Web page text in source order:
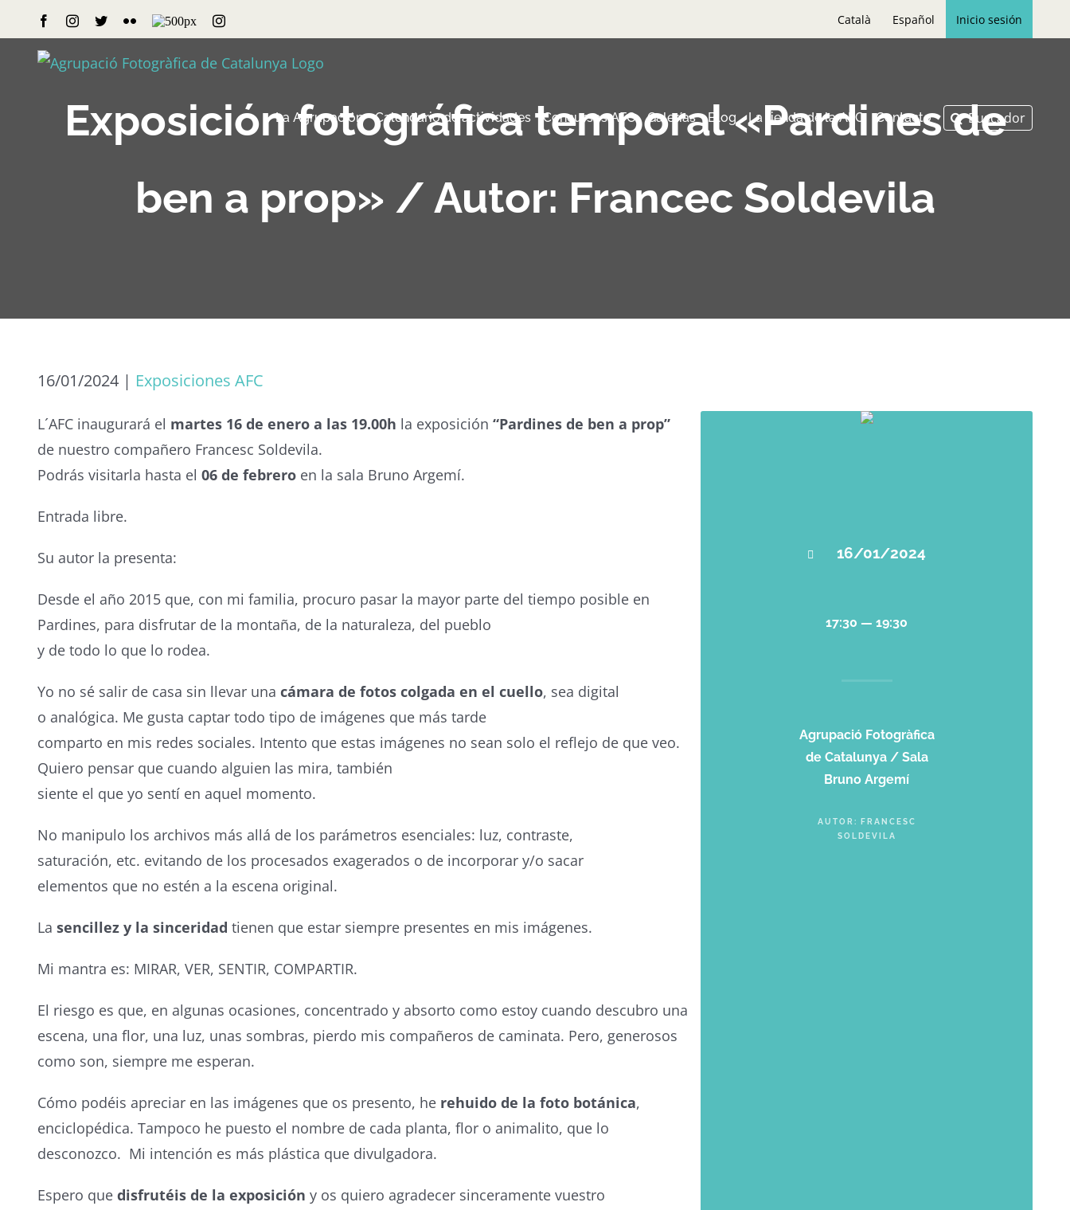
to
content
FacebookInstagram
TwitterFlickr500px Instagram Català Español Inicio sesión
La Agrupación Calendario de actividades Concursos AFC Galerías Blog La tienda de la AFC Contacto
Exposición fotográfica temporal «Pardines de
ben a prop» / Autor: Francec Soldevila
16/01/2024 | Exposiciones AFC
L´AFC inaugurará el martes 16 de enero a las 19.00h la exposición “Pardines de ben a prop”
de nuestro compañero Francesc Soldevila.
Podrás visitarla hasta el 06 de febreroen la sala Bruno Argemí.
Entrada libre.
Su autor la presenta:
Desde el año 2015 que, con mi familia, procuro pasar la mayor parte del tiempo posible en
Pardines, para disfrutar de la montaña, de la naturaleza, del pueblo
y de todo lo que lo rodea.
Yo no sé salir de casa sin llevar una cámara de fotos colgada en el cuello, sea digital
o analógica. Me gusta captar todo tipo de imágenes que más tarde
comparto en mis redes sociales. Intento que estas imágenes no sean solo el reflejo de que veo.
Quiero pensar que cuando alguien las mira, también
siente el que yo sentí en aquel momento.
No manipulo los archivos más allá de los parámetros esenciales: luz, contraste,
saturación, etc. evitando de los procesados exagerados o de incorporar y/o sacar
elementos que no estén a la escena original.
La sencillez y la sinceridad tienen que estar siempre presentes en mis imágenes.
Mi mantra es: MIRAR, VER, SENTIR, COMPARTIR.
El riesgo es que, en algunas ocasiones, concentrado y absorto como estoy cuando descubro una
escena, una flor, una luz, unas sombras, pierdo mis compañeros de caminata. Pero, generosos
como son, siempre me esperan.
Cómo podéis apreciar en las imágenes que os presento, he rehuido de la foto botánica,
enciclopédica. Tampoco he puesto el nombre de cada planta, flor o animalito, que lo
desconozco. Mi intención es más plástica que divulgadora.
Espero que disfrutéis de la exposición y os quiero agradecer sinceramente vuestro
16/01/2024
17:30 — 19:30
Agrupació Fotogràfica
de Catalunya / Sala
Bruno Argemí
AUTOR: FRANCESC
SOLDEVILA